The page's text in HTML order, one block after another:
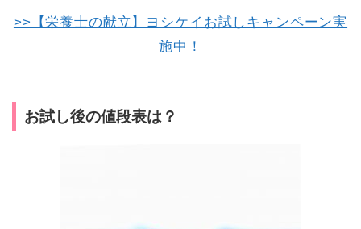
>>【栄養士の献立】ヨシケイお試しキャンペーン実
施中！
お試し後の値段表は？